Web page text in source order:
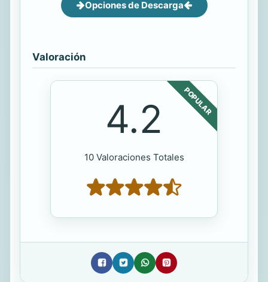
Opciones de Descarga
Valoración
POPULAR
4.2
10 Valoraciones Totales